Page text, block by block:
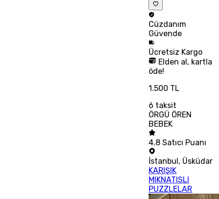
Cüzdanım
Güvende
Ücretsiz Kargo
Elden al, kartla
öde!
1.500 TL
6 taksit
ÖRGÜ ÖREN
BEBEK
4.8 Satıcı Puanı
İstanbul, Üsküdar
KARIŞIK
MIKNATISLI
PUZZLELAR